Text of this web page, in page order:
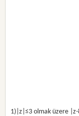
1)|z|≤3 olmak üzere |z-